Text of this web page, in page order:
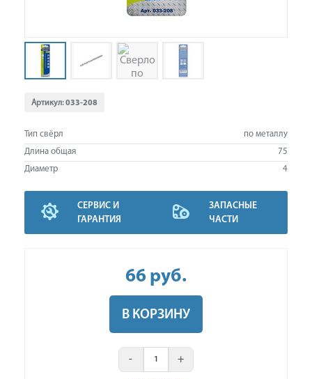
Артикул:033-208
Тип свёрл
по металлу
Длина общая
75
Диаметр
4
СЕРВИС И
ГАРАНТИЯ
ЗАПАСНЫЕ
ЧАСТИ
66 руб.
В КОРЗИНУ
- +